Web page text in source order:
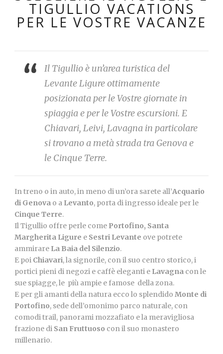
TIGULLIO VACATIONS
PER LE VOSTRE VACANZE
Il Tigullio è un’area turistica del
Levante Ligure ottimamente
posizionata per le Vostre giornate in
spiaggia e per le Vostre escursioni. E
Chiavari, Leivi, Lavagna in particolare
si trovano a metà strada tra Genova e
le Cinque Terre.
In treno o in auto, in meno di un’ora sarete all’Acquario
di Genova o a Levanto, porta di ingresso ideale per le
Cinque Terre.
Il Tigullio offre perle come Portofino, Santa
Margherita Ligure e Sestri Levante ove potrete
ammirare La Baia del Silenzio.
E poi Chiavari, la signorile, con il suo centro storico, i
portici pieni di negozi e caffè eleganti e Lavagna con le
sue spiagge, le più ampie e famose della zona.
E per gli amanti della natura ecco lo splendido Monte di
Portofino, sede dell’omonimo parco naturale, con
comodi trail, panorami mozzafiato e la meravigliosa
frazione di San Fruttuoso con il suo monastero
millenario.